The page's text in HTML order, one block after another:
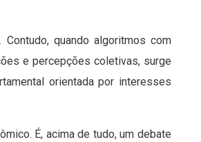
quando algoritmos com
e percepções coletivas, surge
orientada por interesses
É, acima de tudo, um debate